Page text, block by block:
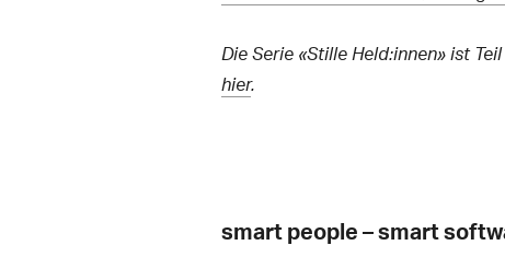
Die Serie «Stille Held:innen» ist
hier.
smart people – smart